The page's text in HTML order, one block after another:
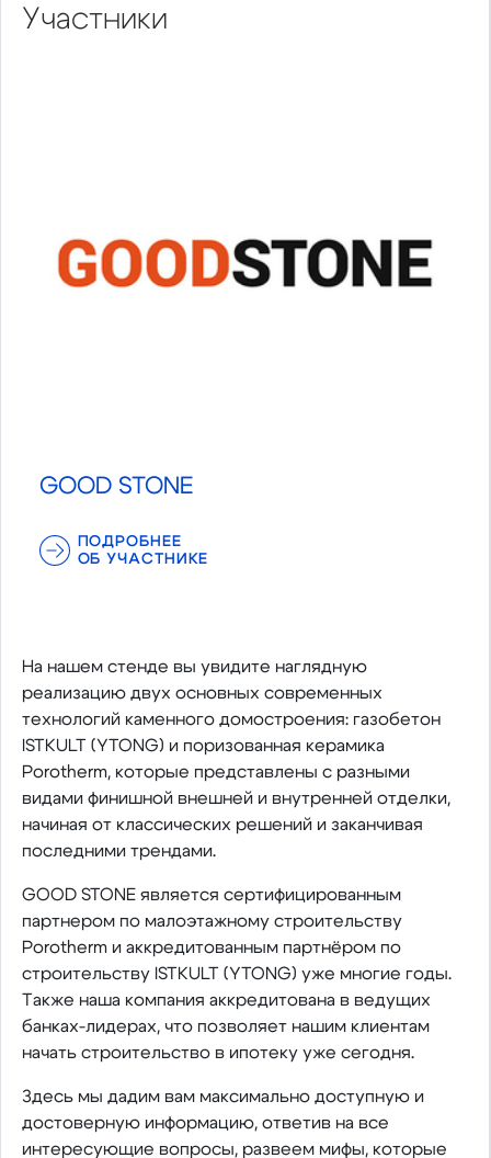
Участники
GOOD STONE
ПОДРОБНЕЕ
ОБ УЧАСТНИКЕ
На нашем стенде вы увидите наглядную
реализацию двух основных современных
технологий каменного домостроения: газобетон
ISTKULT (YTONG) и поризованная керамика
Porotherm, которые представлены с разными
видами финишной внешней и внутренней отделки,
начиная от классических решений и заканчивая
последними трендами.
GOOD STONE является сертифицированным
партнером по малоэтажному строительству
Porotherm и аккредитованным партнёром по
строительству ISTKULT (YTONG) уже многие годы.
Также наша компания аккредитована в ведущих
банках-лидерах, что позволяет нашим клиентам
начать строительство в ипотеку уже сегодня.
Здесь мы дадим вам максимально доступную и
достоверную информацию, ответив на все
интересующие вопросы, развеем мифы, которые